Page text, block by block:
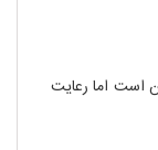
است اما رعایت